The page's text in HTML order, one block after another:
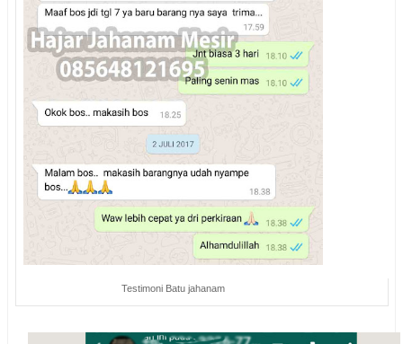
Testimoni Batu jahanam